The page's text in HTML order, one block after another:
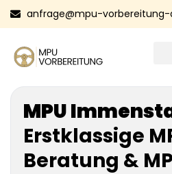
anfrage@mpu-vorbereitung-
MPU
Erstklassige
Beratung &